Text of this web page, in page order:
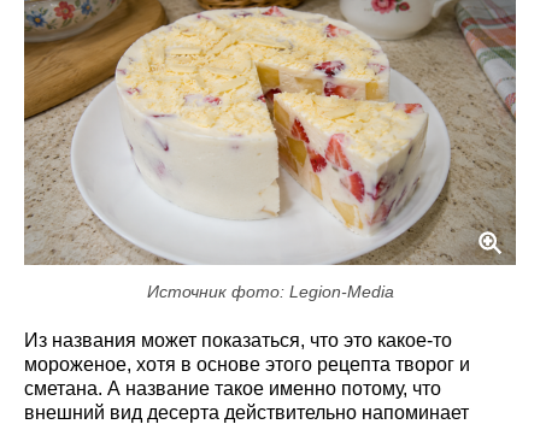
Источник фото: Legion-Media
Из названия может показаться, что это какое-то
мороженое, хотя в основе этого рецепта творог и
сметана. А название такое именно потому, что
внешний вид десерта действительно напоминает